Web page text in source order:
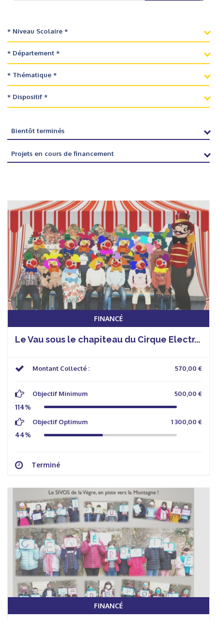
FINANCÉ
Le Vau sous le chapiteau du Cirque Electr...
Montant Collecté : 570,00 €
Objectif Minimum 500,00 €
114%
Objectif Optimum 1 300,00 €
44%
Terminé
FINANCÉ